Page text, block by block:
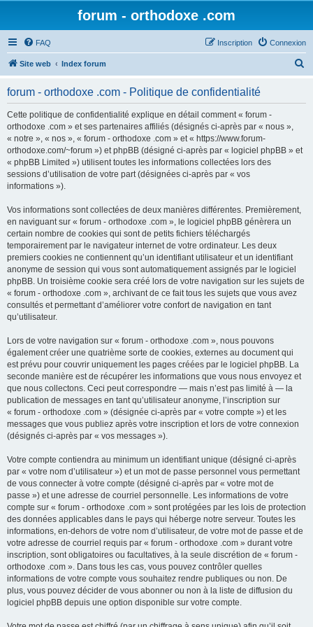
forum - orthodoxe .com
FAQ Connexion
Inscription
Site web Index forum
forum - orthodoxe .com - Politique de confidentialité
Cette politique de confidentialité explique en détail comment « forum -
orthodoxe .com » et ses partenaires affiliés (désignés ci-après par « nous »,
« notre », « nos », « forum - orthodoxe .com » et « https://www.forum-
orthodoxe.com/~forum ») et phpBB (désigné ci-après par « logiciel phpBB » et
« phpBB Limited ») utilisent toutes les informations collectées lors des
sessions d’utilisation de votre part (désignées ci-après par « vos
informations »).
Vos informations sont collectées de deux manières différentes. Premièrement,
en naviguant sur « forum - orthodoxe .com », le logiciel phpBB génèrera un
certain nombre de cookies qui sont de petits fichiers téléchargés
temporairement par le navigateur internet de votre ordinateur. Les deux
premiers cookies ne contiennent qu’un identifiant utilisateur et un identifiant
anonyme de session qui vous sont automatiquement assignés par le logiciel
phpBB. Un troisième cookie sera créé lors de votre navigation sur les sujets de
« forum - orthodoxe .com », archivant de ce fait tous les sujets que vous avez
consultés et permettant d’améliorer votre confort de navigation en tant
qu’utilisateur.
Lors de votre navigation sur « forum - orthodoxe .com », nous pouvons
également créer une quatrième sorte de cookies, externes au document qui
est prévu pour couvrir uniquement les pages créées par le logiciel phpBB. La
seconde manière est de récupérer les informations que vous nous envoyez et
que nous collectons. Ceci peut correspondre — mais n’est pas limité à — la
publication de messages en tant qu’utilisateur anonyme, l’inscription sur
« forum - orthodoxe .com » (désignée ci-après par « votre compte ») et les
messages que vous publiez après votre inscription et lors de votre connexion
(désignés ci-après par « vos messages »).
Votre compte contiendra au minimum un identifiant unique (désigné ci-après
par « votre nom d’utilisateur ») et un mot de passe personnel vous permettant
de vous connecter à votre compte (désigné ci-après par « votre mot de
passe ») et une adresse de courriel personnelle. Les informations de votre
compte sur « forum - orthodoxe .com » sont protégées par les lois de protection
des données applicables dans le pays qui héberge notre serveur. Toutes les
informations, en-dehors de votre nom d’utilisateur, de votre mot de passe et de
votre adresse de courriel requis par « forum - orthodoxe .com » durant votre
inscription, sont obligatoires ou facultatives, à la seule discrétion de « forum -
orthodoxe .com ». Dans tous les cas, vous pouvez contrôler quelles
informations de votre compte vous souhaitez rendre publiques ou non. De
plus, vous pouvez décider de vous abonner ou non à la liste de diffusion du
logiciel phpBB depuis une option disponible sur votre compte.